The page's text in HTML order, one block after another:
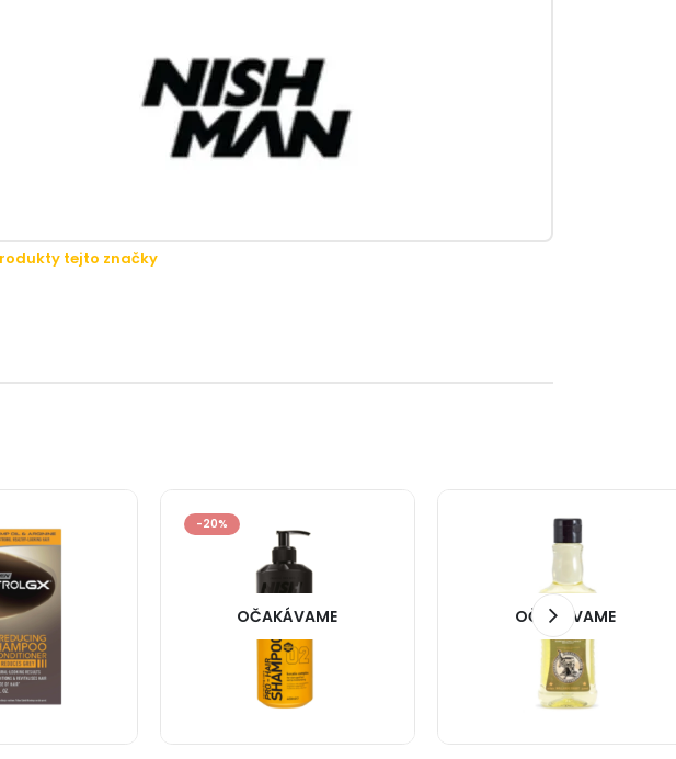
tejto značky
-20%
OČAKÁVAME OČAKÁVAME